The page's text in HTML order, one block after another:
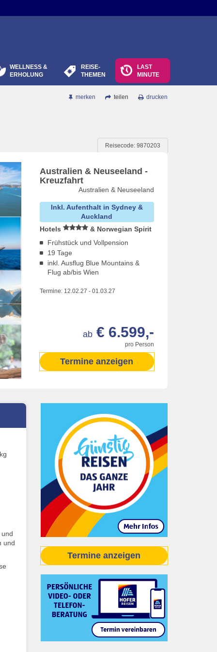
WELLNESS &
ERHOLUNG
REISE-
THEMEN
LAST
MINUTE
drucken
teilen
merken
Reisecode: 9870203
Australien & Neuseeland -
Kreuzfahrt
Australien & Neuseeland
Inkl. Aufenthalt in Sydney &
Auckland
Hotels
& Norwegian Spirit
Frühstück und Vollpension
19 Tage
inkl. Ausflug Blue Mountains &
Flug ab/bis Wien
Termine: 12.02.27 - 01.03.27
pro Person
ab € 6.599,-
Termine anzeigen
Termine anzeigen
und